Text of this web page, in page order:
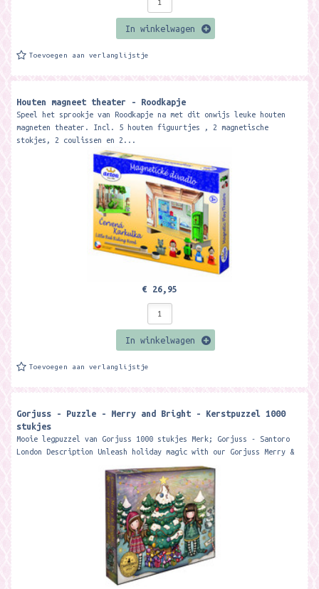
In winkelwagen
Toevoegen aan verlanglijstje
Houten magneet theater - Roodkapje
Speel het sprookje van Roodkapje na met dit onwijs leuke houten
magneten theater. Incl. 5 houten figuurtjes , 2 magnetische
stokjes, 2 coulissen en 2...
€ 26,95
In winkelwagen
Toevoegen aan verlanglijstje
Gorjuss - Puzzle - Merry and Bright - Kerstpuzzel 1000
stukjes
Mooie legpuzzel van Gorjuss 1000 stukjes Merk; Gorjuss - Santoro
London Description Unleash holiday magic with our Gorjuss Merry &